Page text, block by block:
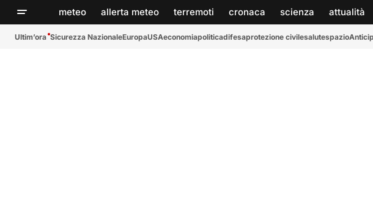
meteo allerta meteo terremoti cronaca scienza attualità
Ultim’ora Sicurezza NazionaleEuropaUSAeconomiapoliticadifesaprotezione civilesalutespazio